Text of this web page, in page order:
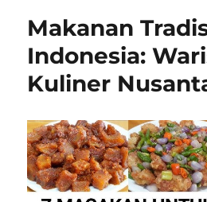
Makanan
Indonesia:
Kuliner